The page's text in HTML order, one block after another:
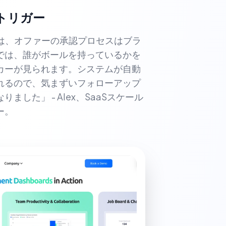
リガー
オファーの承認プロセスはブラ
、誰がボールを持っているかを
が見られます。システムが自動
ので、気まずいフォローアップ
ました」 - Alex、SaaSスケール